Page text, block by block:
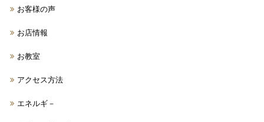
お客様の声
お店情報
お教室
アクセス方法
エネルギ－